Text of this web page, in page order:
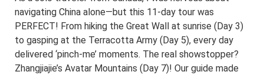
navigating China alone—but this 11-day tour was
PERFECT! From hiking the Great Wall at sunrise (Day 3)
to gasping at the Terracotta Army (Day 5), every day
delivered ‘pinch-me’ moments. The real showstopper?
Zhangjiajie’s Avatar Mountains (Day 7)! Our guide made